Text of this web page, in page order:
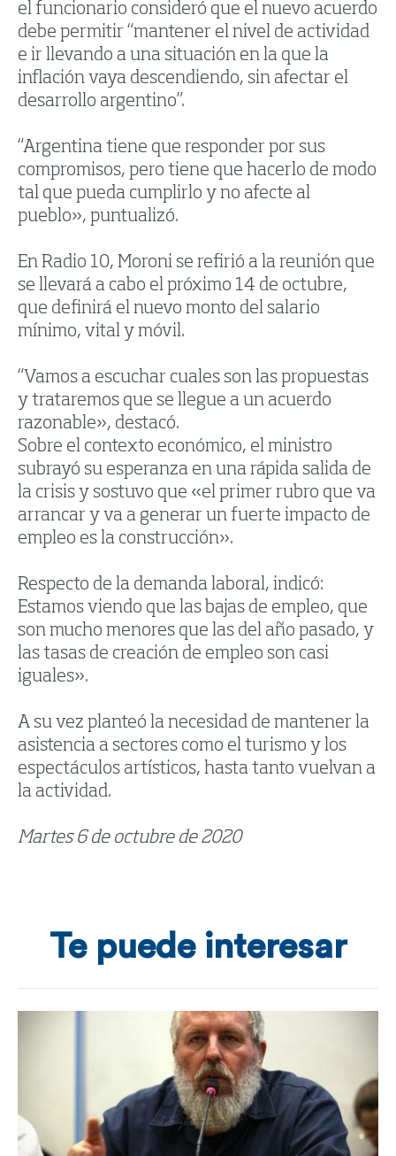
el funcionario consideró que el nuevo acuerdo
debe permitir “mantener el nivel de actividad
e ir llevando a una situación en la que la
inflación vaya descendiendo, sin afectar el
desarrollo argentino”.
“Argentina tiene que responder por sus
compromisos, pero tiene que hacerlo de modo
tal que pueda cumplirlo y no afecte al
pueblo», puntualizó.
En Radio 10, Moroni se refirió a la reunión que
se llevará a cabo el próximo 14 de octubre,
que definirá el nuevo monto del salario
mínimo, vital y móvil.
“Vamos a escuchar cuales son las propuestas
y trataremos que se llegue a un acuerdo
razonable», destacó.
Sobre el contexto económico, el ministro
subrayó su esperanza en una rápida salida de
la crisis y sostuvo que «el primer rubro que va
arrancar y va a generar un fuerte impacto de
empleo es la construcción».
Respecto de la demanda laboral, indicó:
Estamos viendo que las bajas de empleo, que
son mucho menores que las del año pasado, y
las tasas de creación de empleo son casi
iguales».
A su vez planteó la necesidad de mantener la
asistencia a sectores como el turismo y los
espectáculos artísticos, hasta tanto vuelvan a
la actividad.
Martes 6 de octubre de 2020
Te puede interesar